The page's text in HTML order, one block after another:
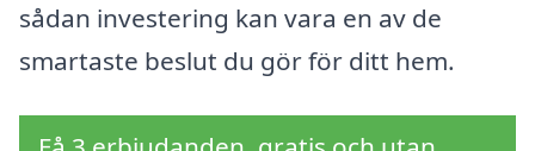
sådan investering kan vara en av de
smartaste beslut du gör för ditt hem.